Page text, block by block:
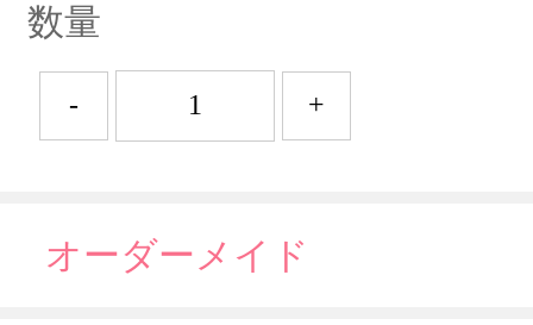
数量
- +
オーダーメイド